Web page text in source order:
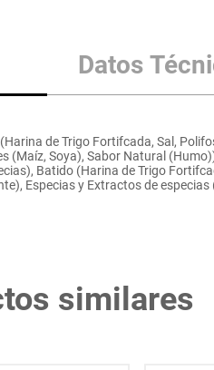
Datos
de Trigo Fortifcada, Sal,
(Maíz, Soya), Sabor Natural
Batido (Harina de Trigo
Especias y Extractos de especias
similares